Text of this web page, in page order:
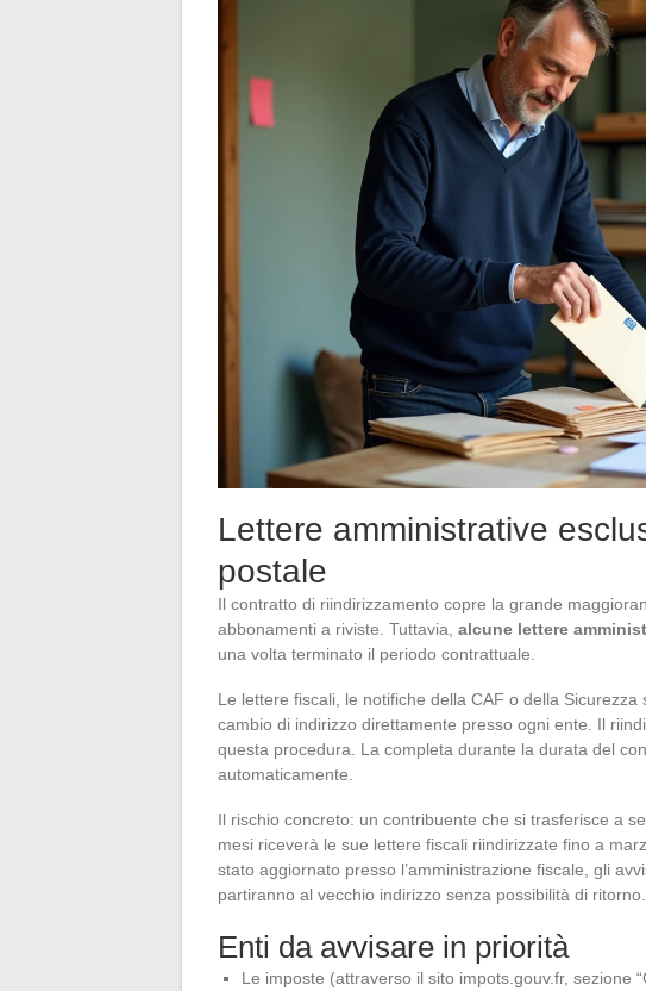
Lettere amministrative
postale
Il contratto di riindirizzamento copre la grande
abbonamenti a riviste. Tuttavia, alcune lettere
una volta terminato il periodo contrattuale.
Le lettere fiscali, le notifiche della CAF o della
cambio di indirizzo direttamente presso ogni ente. Il
questa procedura. La completa durante la durata del
automaticamente.
Il rischio concreto: un contribuente che si trasferisce a
mesi riceverà le sue lettere fiscali riindirizzate fino a
stato aggiornato presso l’amministrazione fiscale, gli
partiranno al vecchio indirizzo senza possibilità di ritorno.
Enti da avvisare in priorità
Le imposte (attraverso il sito impots.gouv.fr, sezione